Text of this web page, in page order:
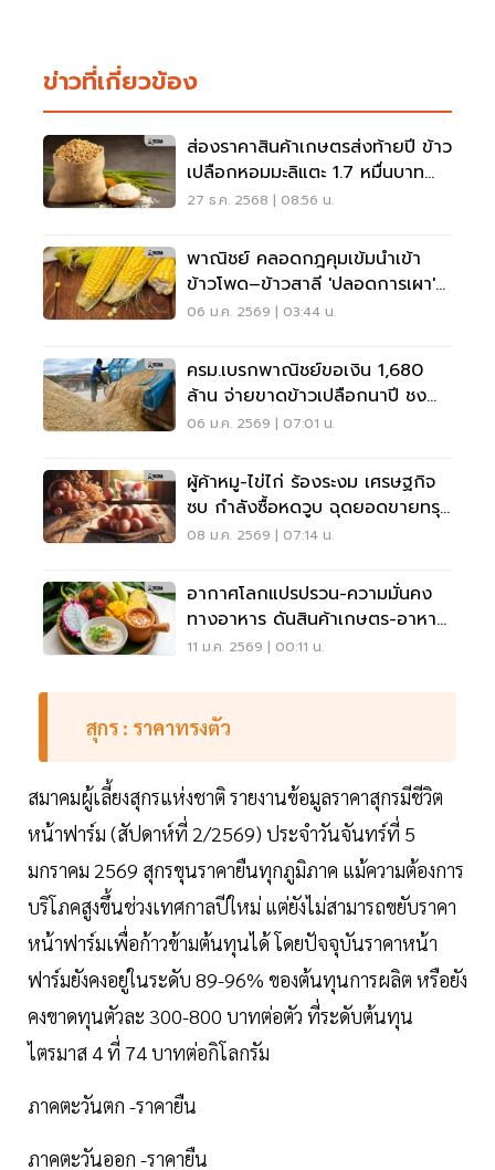
ข่าวที่เกี่ยวข้อง
ส่องราคาสินค้าเกษตรส่งท้ายปี ข้าว
เปลือกหอมมะลิแตะ 1.7 หมื่นบาท
'ไก่-ไข่-หมู' ไม่หวือหวา
27 ธ.ค. 2568 | 08:56 น.
พาณิชย์ คลอดกฎคุมเข้มนำเข้า
ข้าวโพด–ข้าวสาลี 'ปลอดการเผา'
ลด PM2.5
06 ม.ค. 2569 | 03:44 น.
ครม.เบรกพาณิชย์ขอเงิน 1,680
ล้าน จ่ายขาดข้าวเปลือกนาปี ชง
รัฐบาลใหม่แทน
06 ม.ค. 2569 | 07:01 น.
ผู้ค้าหมู-ไข่ไก่ ร้องระงม เศรษฐกิจ
ซบ กำลังซื้อหดวูบ ฉุดยอดขายทรุด
กว่าโควิด
08 ม.ค. 2569 | 07:14 น.
อากาศโลกแปรปรวน-ความมั่นคง
ทางอาหาร ดันสินค้าเกษตร-อาหาร
ไทยโต
11 ม.ค. 2569 | 00:11 น.
สุกร : ราคาทรงตัว
สมาคมผู้เลี้ยงสุกรแห่งชาติ รายงานข้อมูลราคาสุกรมีชีวิต
หน้าฟาร์ม (สัปดาห์ที่ 2/2569) ประจำวันจันทร์ที่ 5
มกราคม 2569 สุกรขุนราคายืนทุกภูมิภาค แม้ความต้องการ
บริโภคสูงขึ้นช่วงเทศกาลปีใหม่ แต่ยังไม่สามารถขยับราคา
หน้าฟาร์มเพื่อก้าวข้ามต้นทุนได้ โดยปัจจุบันราคาหน้า
ฟาร์มยังคงอยู่ในระดับ 89-96% ของต้นทุนการผลิต หรือยัง
คงขาดทุนตัวละ 300-800 บาทต่อตัว ที่ระดับต้นทุน
ไตรมาส 4 ที่ 74 บาทต่อกิโลกรัม
ภาคตะวันตก -ราคายืน
ภาคตะวันออก -ราคายืน